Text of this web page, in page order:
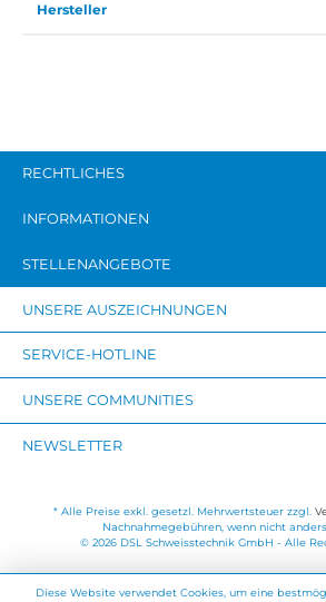
Hersteller
RECHTLICHES
INFORMATIONEN
STELLENANGEBOTE
UNSERE AUSZEICHNUNGEN
SERVICE-HOTLINE
UNSERE COMMUNITIES
NEWSLETTER
* Alle Preise exkl. gesetzl. Mehrwertsteuer zzgl.
Nachnahmegebühren, wenn nicht
© 2026 DSL Schweisstechnik GmbH - Alle
Diese Website verwendet Cookies, um eine